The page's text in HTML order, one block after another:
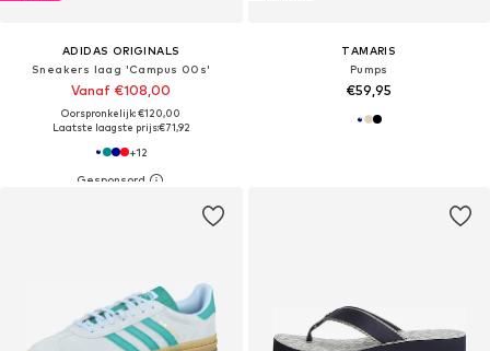
ADIDAS ORIGINALS
Sneakers laag 'Campus 00s'
Vanaf €108,00
Oorspronkelijk: €120,00
Laatste laagste prijs:€71,92
+12
TAMARIS
Pumps
€59,95